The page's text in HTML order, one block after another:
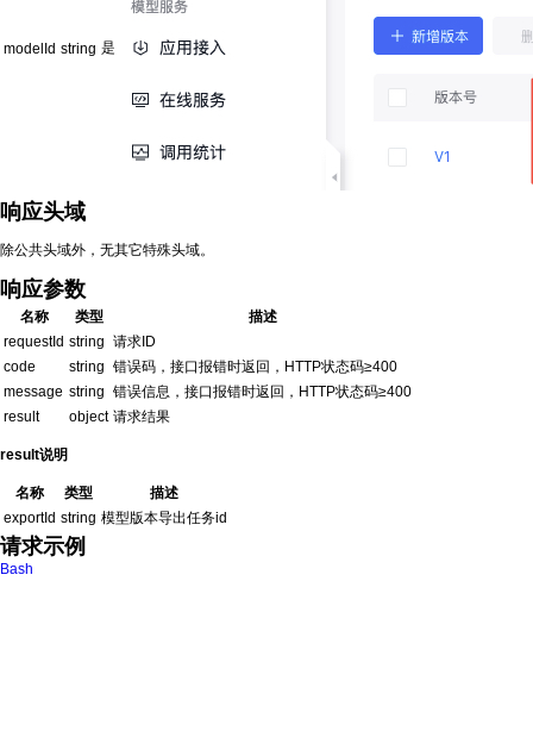
modelId string 是
响应头域
除公共头域外，无其它特殊头域。
响应参数
名称 类型
描述
requestId string 请求ID
code
string 错误码，接口报错时返回，HTTP状态码≥400
message string 错误信息，接口报错时返回，HTTP状态码≥400
result
object 请求结果
result说明
名称 类型
描述
exportId string 模型版本导出任务id
请求示例
Bash